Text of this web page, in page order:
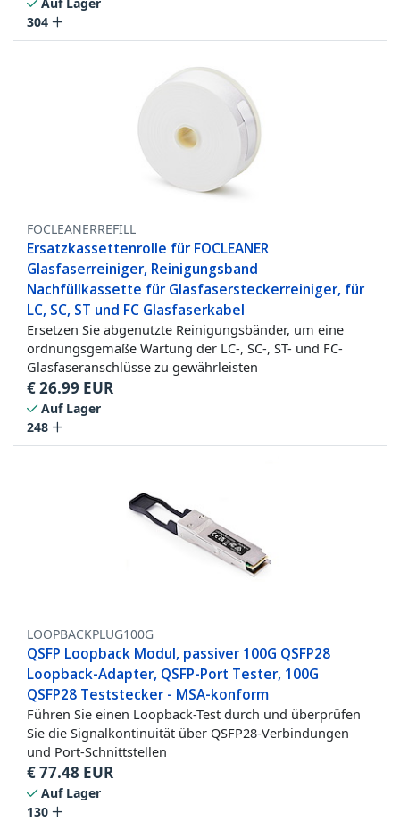
304
FOCLEANERREFILL
Ersatzkassettenrolle für FOCLEANER
Glasfaserreiniger, Reinigungsband
Nachfüllkassette für Glasfasersteckerreiniger, für
LC, SC, ST und FC Glasfaserkabel
Ersetzen Sie abgenutzte Reinigungsbänder, um eine
ordnungsgemäße Wartung der LC-, SC-, ST- und FC-
Glasfaseranschlüsse zu gewährleisten
€26.99 EUR
Auf Lager
248
LOOPBACKPLUG100G
QSFP Loopback Modul, passiver 100G QSFP28
Loopback-Adapter, QSFP-Port Tester, 100G
QSFP28 Teststecker - MSA-konform
Führen Sie einen Loopback-Test durch und überprüfen
Sie die Signalkontinuität über QSFP28-Verbindungen
und Port-Schnittstellen
€77.48 EUR
Auf Lager
130